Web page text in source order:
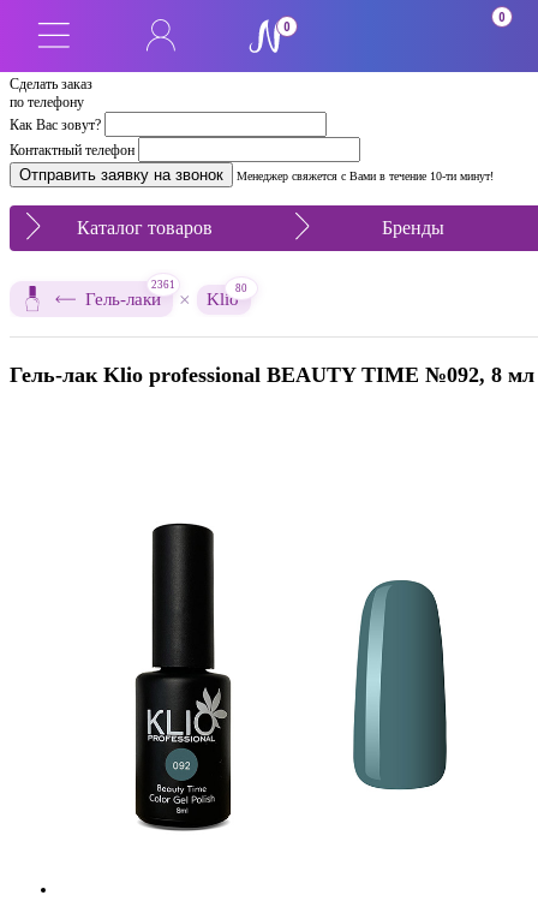
Сделать заказ
по телефону
Как Вас зовут?
Контактный телефон
Менеджер свяжется с Вами в течение 10-ти минут!
0
0
Каталог товаров Бренды
Гель-лаки
2361
× Klio
80
Гель-лак Klio professional BEAUTY TIME №092, 8 мл